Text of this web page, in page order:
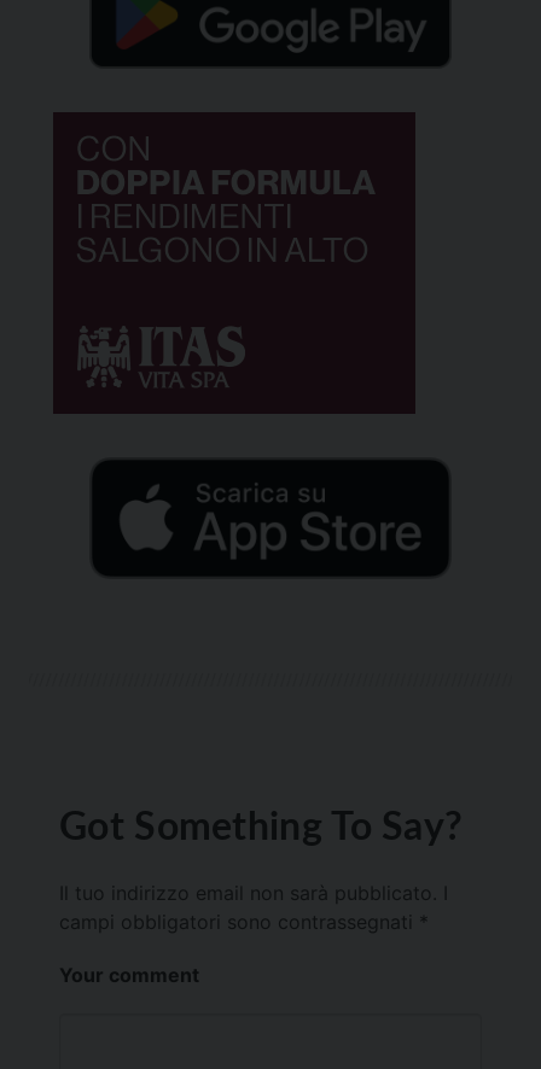
Got Something To Say?
Il tuo indirizzo email non sarà pubblicato.
campi obbligatori sono contrassegnati *
Your comment